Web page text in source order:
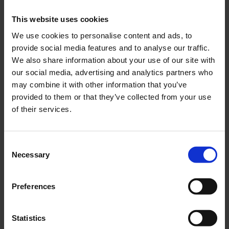
This website uses cookies
We use cookies to personalise content and ads, to
provide social media features and to analyse our traffic.
We also share information about your use of our site with
our social media, advertising and analytics partners who
may combine it with other information that you’ve
provided to them or that they’ve collected from your use
of their services.
Necessary
Preferences
Statistics
Tändhatt Bakelit
Universal
02-57-401
40 KR
KÖP
Gaswire MCB/Sachs 1980-
Svart
WC002-21-14-101
159KR